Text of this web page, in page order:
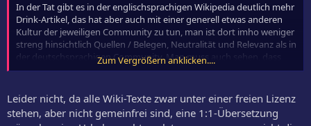
In der Tat gibt es in der englischsprachigen Wikipedia deutlich mehr
Drink-Artikel, das hat aber auch mit einer generell etwas anderen
Kultur der jeweiligen Community zu tun, man ist dort imho weniger
streng hinsichtlich Quellen / Belegen, Neutralität und Relevanz als in
der deutschsprachigen Community. Man muss auch sehen, dass
sich das Leserinteresse sehr stark auf eine vergleichsweise geringe
Favoriten wie Hugo, Martini, Caipi, Mojito, Moscow Mule, Gin Tonic,
Margarita ... erreichen bis zu 300 Aufrufe am Tag, zum Vergleich
liegen wir schon bei Prince of Wales, Old Cuban, Pink Lady, Smash,
Zum Vergrößern anklicken....
Leider nicht, da alle Wiki-Texte zwar unter einer freien Lizenz
stehen, aber nicht gemeinfrei sind, eine 1:1-Übersetzung